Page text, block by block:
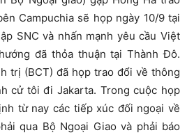
Campuchia sẽ họp ngày 10/9 tại
SNC và nhấn mạnh yêu cầu Việt
đã thỏa thuận tại Thành Đô.
trị (BCT) đã họp trao đổi về thông
cử tôi đi Jakarta. Trong cuộc họp
từ nay các tiếp xúc đối ngoại về
qua Bộ Ngoại Giao và phải báo